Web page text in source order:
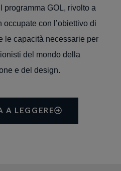
programma GOL, rivolto a
con l’obiettivo di
le capacità necessarie per
del mondo della
e del design.
A LEGGERE